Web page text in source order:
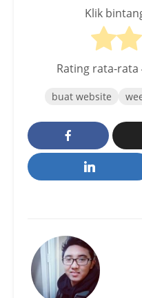
Klik
Rating rata-rata
buat website